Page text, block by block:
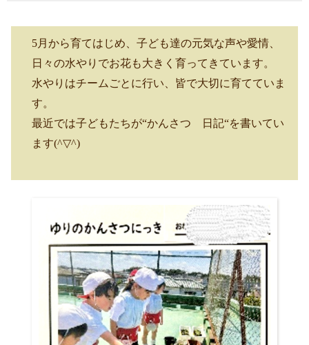
5月から育てはじめ、子ども達の元気な声や愛情、
日々の水やりでお花も大きく育ってきています。
水やりはチームごとに行い、皆で大切に育てていま
す。
最近では子どもたちが“かんさつ 日記“を書いてい
ます(^▽^)